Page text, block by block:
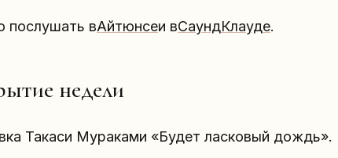
послушать вАйтюнсеи вСаундКлауде.
недели
Такаси Мураками «Будет ласковый дождь».